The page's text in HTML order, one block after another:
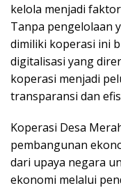
kelola menjadi
Tanpa pengelolaan
dimiliki koperasi ini
digitalisasi yang
koperasi menjadi
transparansi dan
Koperasi Desa
pembangunan
dari upaya negara
ekonomi melalui